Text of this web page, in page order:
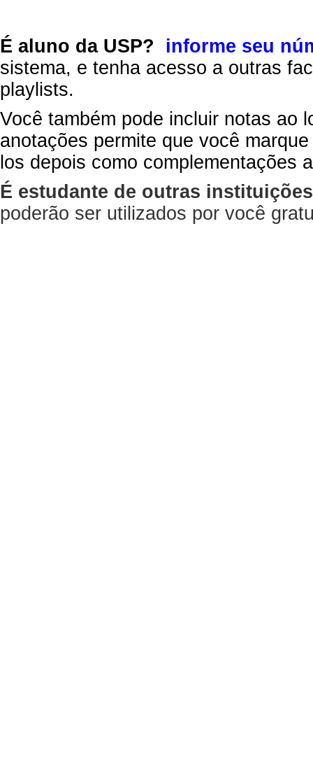
É aluno da USP?
informe seu
sistema, e tenha acesso a outras
playlists.
Você também pode incluir notas ao
anotações permite que você
los depois como complementações
É estudante de outras
poderão ser utilizados por você